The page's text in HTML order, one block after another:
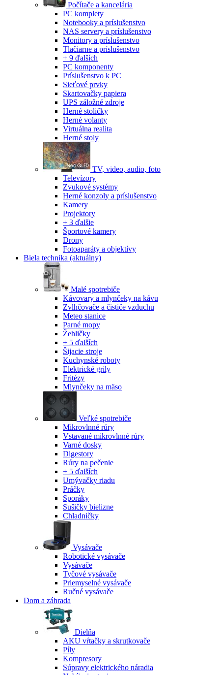
Počítače a kancelária
PC komplety
Notebooky a príslušenstvo
NAS servery a príslušenstvo
Monitory a príslušenstvo
Tlačiarne a príslušenstvo
+ 9 ďalších
PC komponenty
Príslušenstvo k PC
Sieťové prvky
Skartovačky papiera
UPS záložné zdroje
Herné stoličky
Herné volanty
Virtuálna realita
Herné stoly
TV, video, audio, foto
Televízory
Zvukové systémy
Herné konzoly a príslušenstvo
Kamery
Projektory
+ 3 ďalšie
Športové kamery
Drony
Fotoaparáty a objektívy
Biela technika (aktuálny)
Malé spotrebiče
Kávovary a mlynčeky na kávu
Zvlhčovače a čističe vzduchu
Meteo stanice
Parné mopy
Žehličky
+ 5 ďalších
Šijacie stroje
Kuchynské roboty
Elektrické grily
Fritézy
Mlynčeky na mäso
Veľké spotrebiče
Mikrovlnné rúry
Vstavané mikrovlnné rúry
Varné dosky
Digestory
Rúry na pečenie
+ 5 ďalších
Umývačky riadu
Práčky
Sporáky
Sušičky bielizne
Chladničky
Vysávače
Robotické vysávače
Vysávače
Tyčové vysávače
Priemyselné vysávače
Ručné vysávače
Dom a záhrada
Dielňa
AKU vŕtačky a skrutkovače
Píly
Kompresory
Súpravy elektrického náradia